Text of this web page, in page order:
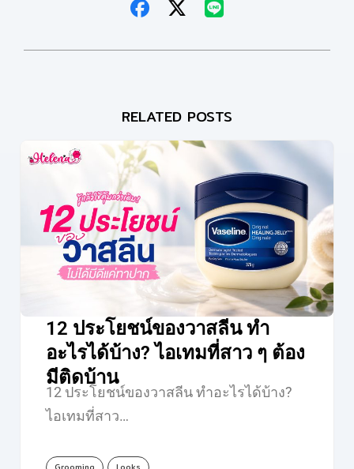
RELATED POSTS
12 ประโยชน์ของวาสลีน ทำ
อะไรได้บ้าง? ไอเทมที่สาว ๆ ต้อง
มีติดบ้าน
12 ประโยชน์ของวาสลีน ทำอะไรได้บ้าง?
ไอเทมที่สาว…